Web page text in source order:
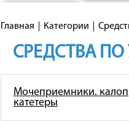
Главная Категории
СРЕДСТВА ПО
Мочеприемники.
катетеры